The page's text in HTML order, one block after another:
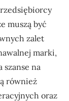
muszą być
zalet
marki,
na
również
oraz